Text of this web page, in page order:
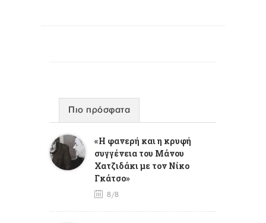
Πιο πρόσφατα
«Η φανερή και η κρυφή
συγγένεια του Μάνου
Χατζιδάκι με τον Νίκο
Γκάτσο»
8/8